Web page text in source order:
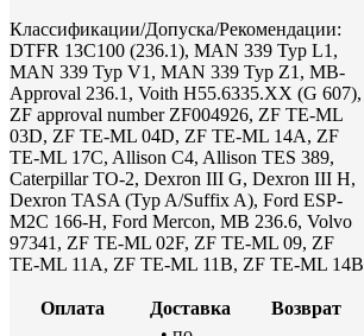
Классификации/Допуска/Рекомендации:
DTFR 13C100 (236.1), MAN 339 Typ L1,
MAN 339 Typ V1, MAN 339 Typ Z1, MB-
Approval 236.1, Voith H55.6335.XX (G 607),
ZF approval number ZF004926, ZF TE-ML
03D, ZF TE-ML 04D, ZF TE-ML 14A, ZF
TE-ML 17C, Allison C4, Allison TES 389,
Caterpillar TO-2, Dexron III G, Dexron III H,
Dexron TASA (Typ A/Suffix A), Ford ESP-
M2C 166-H, Ford Mercon, MB 236.6, Volvo
97341, ZF TE-ML 02F, ZF TE-ML 09, ZF
TE-ML 11A, ZF TE-ML 11B, ZF TE-ML 14B
Оплата Доставка
Возврат